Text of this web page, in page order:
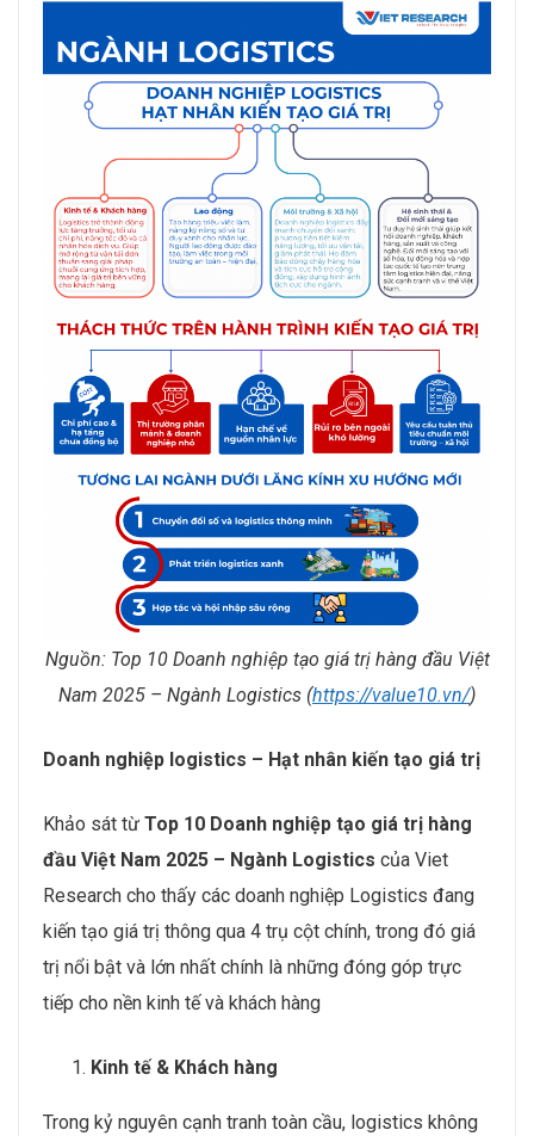
Nguồn: Top 10 Doanh nghiệp tạo giá trị hàng đầu Việt
Nam 2025 – Ngành Logistics (https://value10.vn/)
Doanh nghiệp logistics – Hạt nhân kiến tạo giá trị
Khảo sát từ Top 10 Doanh nghiệp tạo giá trị hàng
đầu Việt Nam 2025 – Ngành Logistics của Viet
Research cho thấy các doanh nghiệp Logistics đang
kiến tạo giá trị thông qua 4 trụ cột chính, trong đó giá
trị nổi bật và lớn nhất chính là những đóng góp trực
tiếp cho nền kinh tế và khách hàng
Kinh tế & Khách hàng
Trong kỷ nguyên cạnh tranh toàn cầu, logistics không